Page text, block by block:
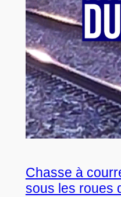
Chasse à
sous les roues